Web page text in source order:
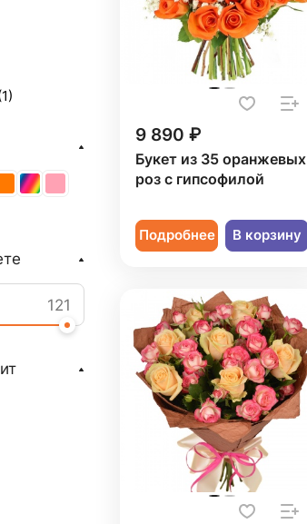
9 890 ₽
Букет из 35 оранжевых
роз с гипсофилой
Подробнее В корзину
1)